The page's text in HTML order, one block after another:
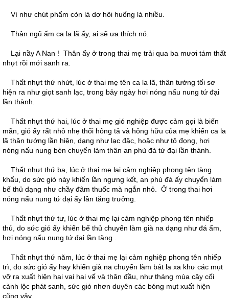
Ví như chút phẩm còn là dơ hôi huống là nhiều.
Thân ngũ ấm ca la lã ấy, ai sẽ ưa thích nó.
Lại nầy A Nan ! Thân ấy ở trong thai mẹ trải qua ba mươi tám thất
nhựt rồi mới sanh ra.
Thất nhựt thứ nhứt, lúc ở thai mẹ tên ca la lã, thân tướng tối sơ
hiện ra như giọt sanh lạc, trong bảy ngày hơi nóng nấu nung tứ đại
lần thành.
Thất nhựt thứ hai, lúc ở thai mẹ gió nghiệp được cảm gọi là biến
mãn, gió ấy rất nhỏ nhẹ thổi hông tả và hông hữu của mẹ khiến ca la
lã thân tướng lần hiện, dạng như lạc đặc, hoặc như tô đọng, hơi
nóng nấu nung bèn chuyển làm thân an phù đà tứ đại lần thành.
Thất nhựt thứ ba, lúc ở thai mẹ lại cảm nghiệp phong tên tàng
khẩu, do sức gió này khiến lần ngưng kết, an phù đà ấy chuyển làm
bế thủ dạng như chầy đâm thuốc mà ngắn nhỏ. Ở trong thai hơi
nóng nấu nung tứ đại ấy lần tăng trưởng.
Thất nhựt thứ tư, lúc ở thai mẹ lại cảm nghiệp phong tên nhiếp
thủ, do sức gió ấy khiến bế thủ chuyển làm già na dạng như đá ấm,
hơi nóng nấu nung tứ đại lần tăng .
Thất nhựt thứ năm, lúc ở thai mẹ lại cảm nghiệp phong tên nhiếp
trì, do sức gió ấy hay khiến già na chuyển làm bát la xa khư các mụt
vỡ ra xuất hiện hai vai hai vế và thân đầu, như tháng mùa cây cối
cành lộc phát sanh, sức gió nhơn duyên các bóng mụt xuất hiện
cũng vậy.